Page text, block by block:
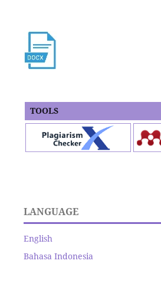
TOOLS
LANGUAGE
English
Bahasa Indonesia